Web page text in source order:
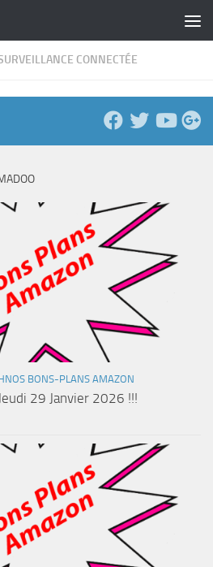
CONNECTÉE
BONS-PLANS AMAZON
29 Janvier 2026 !!!